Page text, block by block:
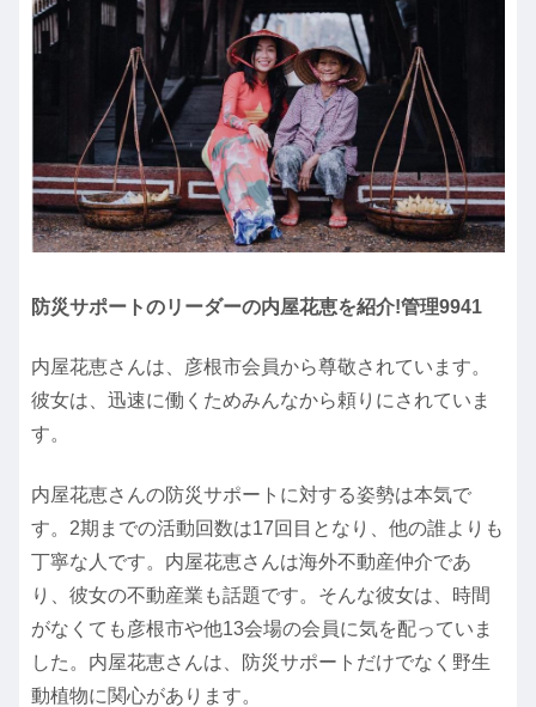
防災サポートのリーダーの内屋花恵を紹介!管理9941
内屋花恵さんは、彦根市会員から尊敬されています。
彼女は、迅速に働くためみんなから頼りにされていま
す。
内屋花恵さんの防災サポートに対する姿勢は本気で
す。2期までの活動回数は17回目となり、他の誰よりも
丁寧な人です。内屋花恵さんは海外不動産仲介であ
り、彼女の不動産業も話題です。そんな彼女は、時間
がなくても彦根市や他13会場の会員に気を配っていま
した。内屋花恵さんは、防災サポートだけでなく野生
動植物に関心があります。